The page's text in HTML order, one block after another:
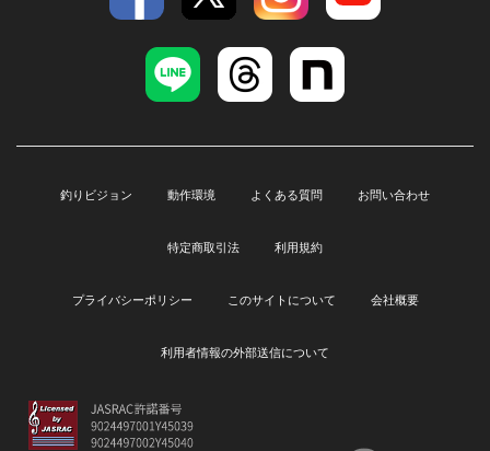
釣りビジョン 動作環境 よくある質問 お問い合わせ
特定商取引法 利用規約
プライバシーポリシー このサイトについて 会社概要
利用者情報の外部送信について